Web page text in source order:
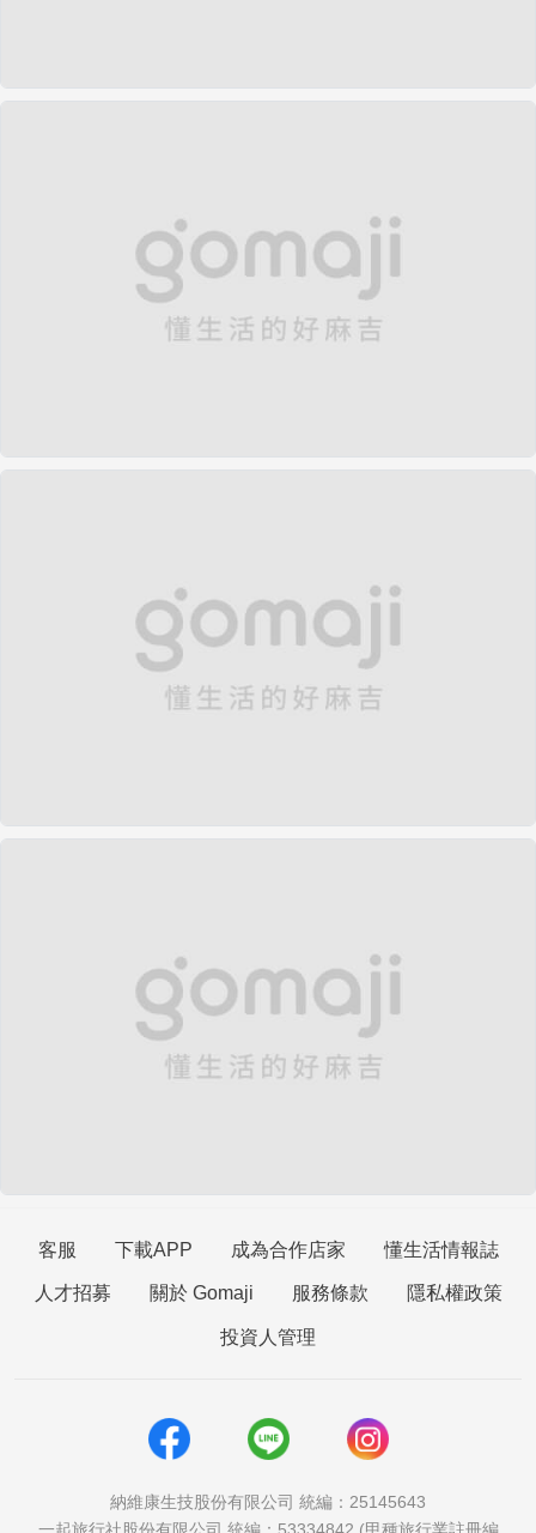
客服 下載APP 成為合作店家 懂生活情報誌
人才招募 關於 Gomaji 服務條款 隱私權政策
投資人管理
納維康生技股份有限公司 統編：25145643
一起旅行社股份有限公司 統編：53334842 (甲種旅行業註冊編